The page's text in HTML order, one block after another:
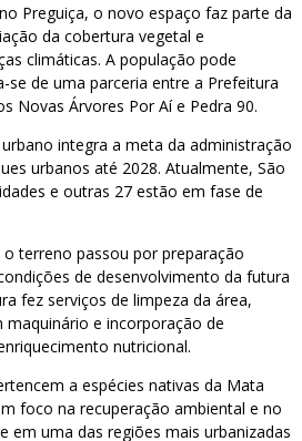
Preguiça, o novo espaço faz parte da
da cobertura vegetal e
climáticas. A população pode
se de uma parceria entre a Prefeitura
Novas Árvores Por Aí e Pedra 90.
integra a meta da administração
urbanos até 2028. Atualmente, São
e outras 27 estão em fase de
terreno passou por preparação
de desenvolvimento da futura
fez serviços de limpeza da área,
e incorporação de
nutricional.
a espécies nativas da Mata
foco na recuperação ambiental e no
em uma das regiões mais urbanizadas